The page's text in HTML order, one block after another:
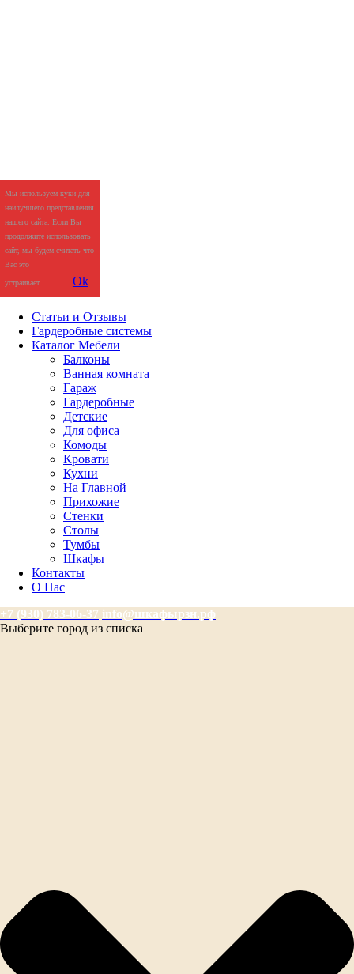
Мы используем куки для
наилучшего представления
нашего сайта. Если Вы
продолжите использовать
сайт, мы будем считать что
Вас это
устраивает. Ok
Статьи и Отзывы
Гардеробные системы
Каталог Мебели
Балконы
Ванная комната
Гараж
Гардеробные
Детские
Для офиса
Комоды
Кровати
Кухни
На Главной
Прихожие
Стенки
Столы
Тумбы
Шкафы
Контакты
О Нас
+7 (930) 783-06-37 info@шкафырзн.рф
Выберите город из списка